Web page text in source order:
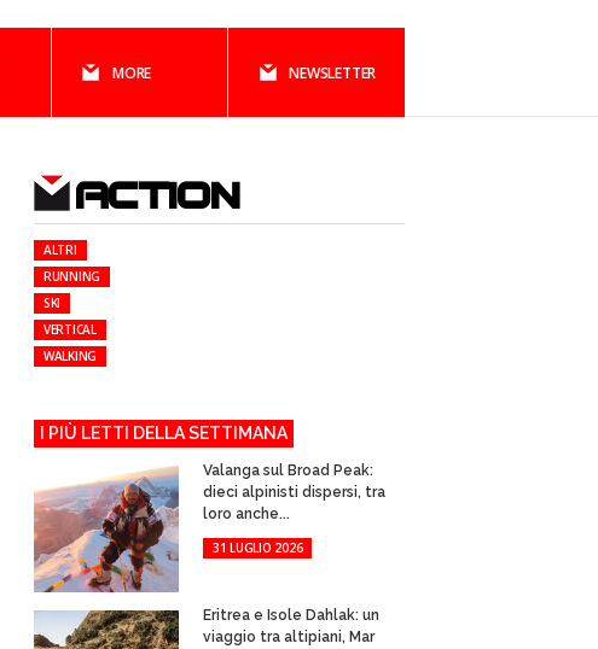
MORE NEWSLETTER
ACTION
ALTRI
RUNNING
SKI
VERTICAL
WALKING
I PIÙ LETTI DELLA SETTIMANA
Valanga sul Broad Peak:
dieci alpinisti dispersi, tra
loro anche...
31 LUGLIO 2026
Eritrea e Isole Dahlak: un
viaggio tra altipiani, Mar